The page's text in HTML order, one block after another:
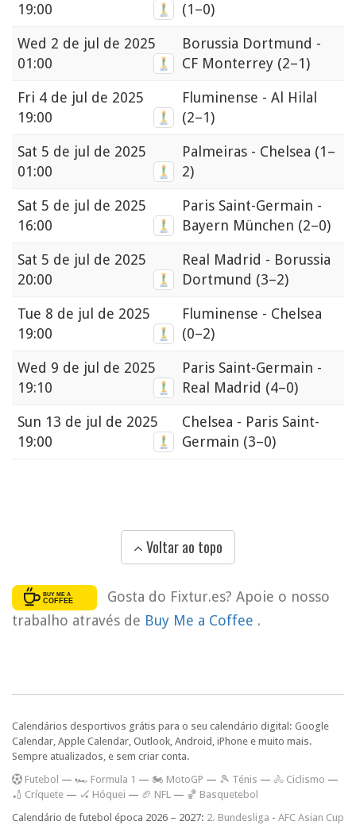
19:00
(1–0)
Wed 2 de jul de 2025
01:00
Borussia Dortmund -
CF Monterrey (2–1)
Fri 4 de jul de 2025
19:00
Fluminense - Al Hilal
(2–1)
Sat 5 de jul de 2025
01:00
Palmeiras - Chelsea (1–
2)
Sat 5 de jul de 2025
16:00
Paris Saint-Germain -
Bayern München (2–0)
Sat 5 de jul de 2025
20:00
Real Madrid - Borussia
Dortmund (3–2)
Tue 8 de jul de 2025
19:00
Fluminense - Chelsea
(0–2)
Wed 9 de jul de 2025
19:10
Paris Saint-Germain -
Real Madrid (4–0)
Sun 13 de jul de 2025
19:00
Chelsea - Paris Saint-
Germain (3–0)
Voltar ao topo
Gosta do Fixtur.es? Apoie o nosso
trabalho através de Buy Me a Coffee .
Calendários desportivos grátis para o seu calendário digital: Google
Calendar, Apple Calendar, Outlook, Android, iPhone e muito mais.
Sempre atualizados, e sem criar conta.
Futebol — 🏎️ Formula 1 — 🏍 MotoGP — 🎾 Ténis — 🚴 Ciclismo —
🏏 Críquete — 🏑 Hóquei — 🏈 NFL — 🏀 Basquetebol
Calendário de futebol época 2026 – 2027: 2. Bundesliga - AFC Asian Cup